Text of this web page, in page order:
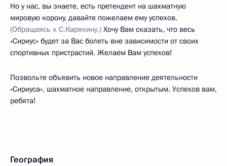
Но у нас, вы знаете, есть претендент на шахматную
мировую корону, давайте пожелаем ему успехов.
(Обращаясь к С.Карякину.) Хочу Вам сказать, что весь
«Сириус» будет за Вас болеть вне зависимости от своих
спортивных пристрастий. Желаем Вам успехов!
Позвольте объявить новое направление деятельности
«Сириуса», шахматное направление, открытым. Успехов вам,
ребята!
География